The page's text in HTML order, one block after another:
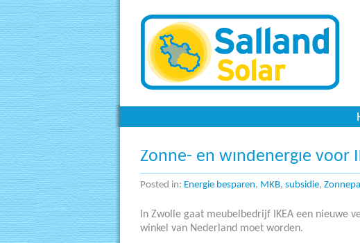
Zonne- en windenergie voor
Posted in: Energie besparen, MKB, subsidie,
In Zwolle gaat meubelbedrijf IKEA een nieuwe
winkel van Nederland moet worden.